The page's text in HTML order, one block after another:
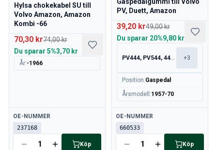
Hylsa chokekabel SU till
Volvo Amazon, Amazon
Kombi -66
70,30 kr74,00 kr
Du sparar 5%3,70 kr
År:-1966
Tillgänglig
OE-NUMMER
237168
Köp
PV, Duett, Amazon
39,20 kr49,00 kr
Du sparar 20%9,80 kr
PV444, PV544, 445, 210 +3
Position:Gaspedal
Årsmodell :1957-70
Tillgänglig
OE-NUMMER
660533
Köp